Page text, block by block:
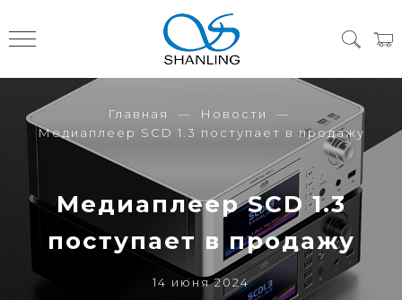
Главная
Новости
Медиаплеер SCD 1.3 поступает в продажу
Медиаплеер SCD 1.3
поступает в продажу
14 июня 2024